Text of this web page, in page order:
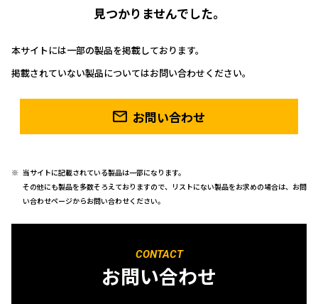
見つかりませんでした。
本サイトには一部の製品を掲載しております。
掲載されていない製品についてはお問い合わせください。
お問い合わせ
当サイトに記載されている製品は一部になります。
その他にも製品を多数そろえておりますので、リストにない製品をお求めの場合は、お問
い合わせページからお問い合わせください。
CONTACT
お問い合わせ